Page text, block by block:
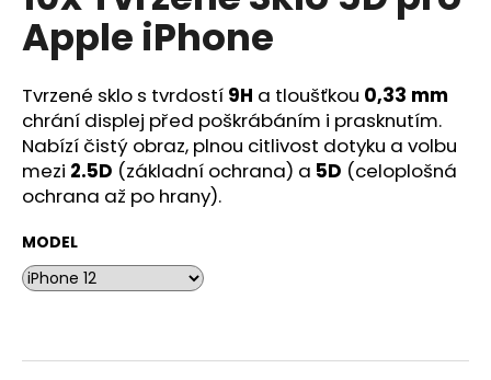
0,0
z
hvězdiček.
Apple iPhone
Tvrzené sklo s tvrdostí 9H a tloušťkou 0,33 mm
chrání displej před poškrábáním i prasknutím.
Nabízí čistý obraz, plnou citlivost dotyku a volbu
mezi 2.5D (základní ochrana) a 5D (celoplošná
ochrana až po hrany).
MODEL
a
j
í
t
?